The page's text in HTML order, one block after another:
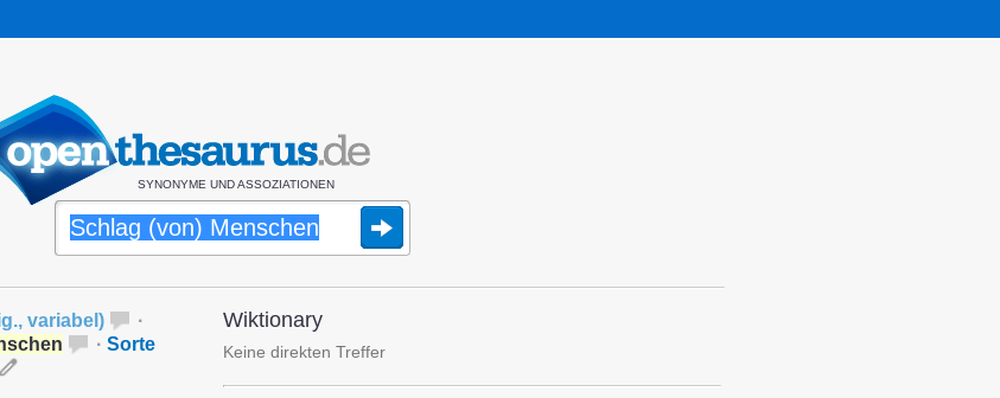
SYNONYME UND ASSOZIATIONEN
, variabel )
·
· Sorte
Wiktionary
Keine direkten Treffer